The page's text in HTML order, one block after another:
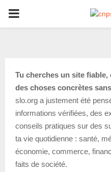
PRIMARY
Tu cherches un site
des choses concrètes
slo.org a justement été
informations vérifiées, des
conseils pratiques sur des
ta vie quotidienne : santé,
économie, commerce,
faits de société.